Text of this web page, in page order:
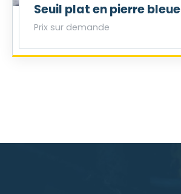
Seuil plat en pierre bleue
Prix sur demande